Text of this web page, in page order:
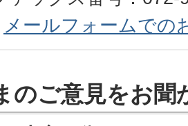
メールフォームでの
のご意見をお聞